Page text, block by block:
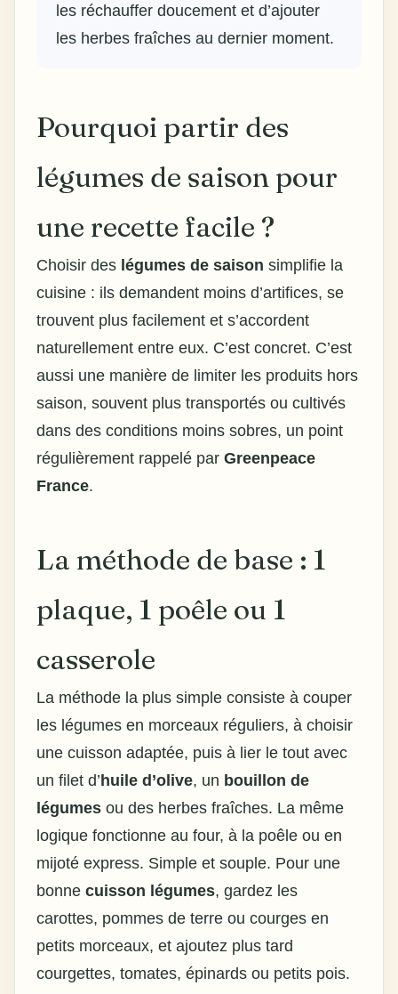
les réchauffer doucement et d’ajouter
les herbes fraîches au dernier moment.
Pourquoi partir des
légumes de saison pour
une recette facile ?
Choisir des légumes de saison simplifie la
cuisine : ils demandent moins d’artifices, se
trouvent plus facilement et s’accordent
naturellement entre eux. C’est concret. C’est
aussi une manière de limiter les produits hors
saison, souvent plus transportés ou cultivés
dans des conditions moins sobres, un point
régulièrement rappelé par Greenpeace
France.
La méthode de base : 1
plaque, 1 poêle ou 1
casserole
La méthode la plus simple consiste à couper
les légumes en morceaux réguliers, à choisir
une cuisson adaptée, puis à lier le tout avec
un filet d’huile d’olive, un bouillon de
légumes ou des herbes fraîches. La même
logique fonctionne au four, à la poêle ou en
mijoté express. Simple et souple. Pour une
bonne cuisson légumes, gardez les
carottes, pommes de terre ou courges en
petits morceaux, et ajoutez plus tard
courgettes, tomates, épinards ou petits pois.